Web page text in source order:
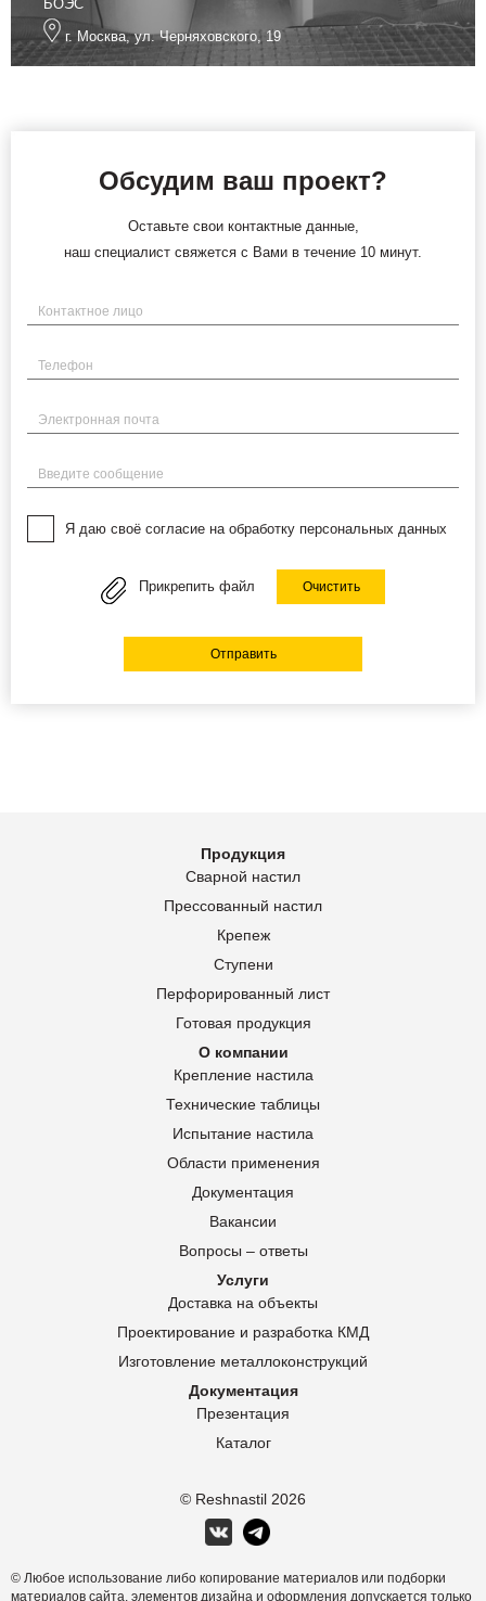
БОЭС
г. Москва, ул. Черняховского, 19
Обсудим ваш проект?
Оставьте свои контактные данные,
наш специалист свяжется с Вами в течение 10 минут.
Имя
Телефон
Электронная почта
Введите сообщение
Я даю своё согласие на обработку персональных данных
Прикрепить файл Очистить
Отправить
© Reshnastil 2026
Продукция
Сварной настил
Прессованный настил
Крепеж
Ступени
Перфорированный лист
Готовая продукция
О компании
Крепление настила
Технические таблицы
Испытание настила
Области применения
Документация
Вакансии
Вопросы – ответы
Услуги
Доставка на объекты
Проектирование и разработка КМД
Изготовление металлоконструкций
Документация
Презентация
Каталог
© Любое использование либо копирование материалов или подборки
материалов сайта, элементов дизайна и оформления допускается только